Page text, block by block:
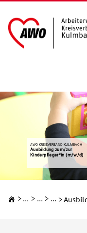
AWO KREISVERBAND KULMBACH
Ausbildung zum/zur
Kinderpfleger*in (m/w/d)
Ausbildung
karriere